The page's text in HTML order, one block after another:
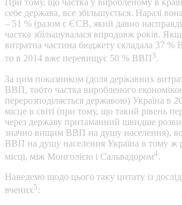
При тому, що частка у виробленому в
себе держава, все збільшується. Наразі
– 51 % (разом с ЄСВ, який давно
частка збільшувалася впродовж років.
витратна частина бюджету складала 37
то в 2014 вже перевищує 50 % ВВП3.
За цим показником (доля державних
ВВП, тобто частка виробленого
перерозподіляється державою) Україна в
місце в світі (при тому, що такий рівень
через державу притаманний швидше
значно вищим ВВП на душу населення),
ВВП на душу населення Україна в тому ж
місці, між Монголією і Сальвадором4.
Наведемо щодо цього таку цитату із
вчених5: